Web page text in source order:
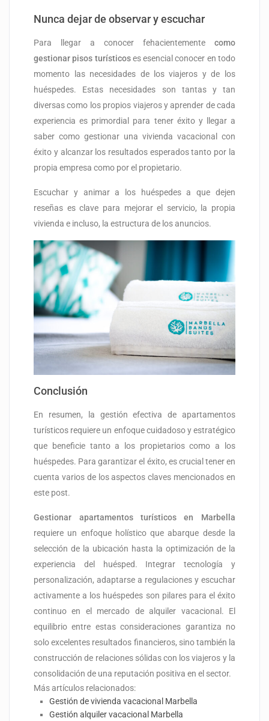
Nunca dejar de observar y escuchar
Para llegar a conocer fehacientementecomo
gestionar pisos turísticoses esencial conocer en todo
momento las necesidades de los viajeros y de los
huéspedes. Estas necesidades son tantas y tan
diversas como los propios viajeros y aprender de cada
experiencia es primordial para tener éxito y llegar a
saber como gestionar una vivienda vacacional con
éxito y alcanzar los resultados esperados tanto por la
propia empresa como por el propietario.
Escuchar y animar a los huéspedes a que dejen
reseñas es clave para mejorar el servicio, la propia
vivienda e incluso, la estructura de los anuncios.
Conclusión
En resumen, la gestión efectiva de apartamentos
turísticos requiere un enfoque cuidadoso y estratégico
que beneficie tanto a los propietarios como a los
huéspedes. Para garantizar el éxito, es crucial tener en
cuenta varios de los aspectos claves mencionados en
este post.
Gestionar apartamentos turísticos en Marbella
requiere un enfoque holístico que abarque desde la
selección de la ubicación hasta la optimización de la
experiencia del huésped. Integrar tecnología y
personalización, adaptarse a regulaciones y escuchar
activamente a los huéspedes son pilares para el éxito
continuo en el mercado de alquiler vacacional. El
equilibrio entre estas consideraciones garantiza no
solo excelentes resultados financieros, sino también la
construcción de relaciones sólidas con los viajeros y la
consolidación de una reputación positiva en el sector.
Más artículos relacionados:
Gestión de vivienda vacacional Marbella
Gestión alquiler vacacional Marbella